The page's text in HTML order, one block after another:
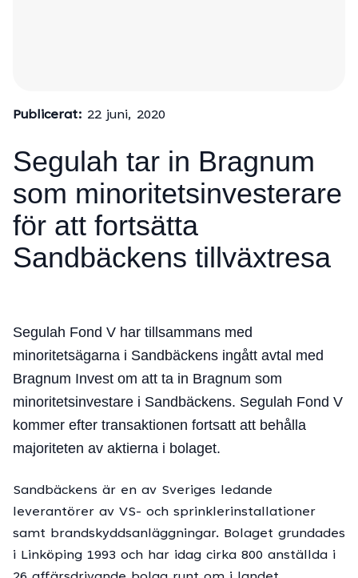
Publicerat: 22 juni, 2020
Segulah tar in Bragnum
som minoritetsinvesterare
för att fortsätta
Sandbäckens tillväxtresa
Segulah Fond V har tillsammans med
minoritetsägarna i Sandbäckens ingått avtal med
Bragnum Invest om att ta in Bragnum som
minoritetsinvestare i Sandbäckens. Segulah Fond V
kommer efter transaktionen fortsatt att behålla
majoriteten av aktierna i bolaget.
Sandbäckens är en av Sveriges ledande
leverantörer av VS- och sprinklerinstallationer
samt brandskyddsanläggningar. Bolaget grundades
i Linköping 1993 och har idag cirka 800 anställda i